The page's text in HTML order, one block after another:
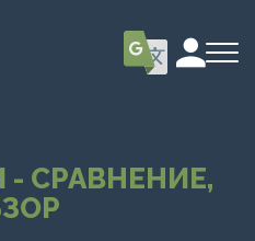
- СРАВНЕНИЕ,